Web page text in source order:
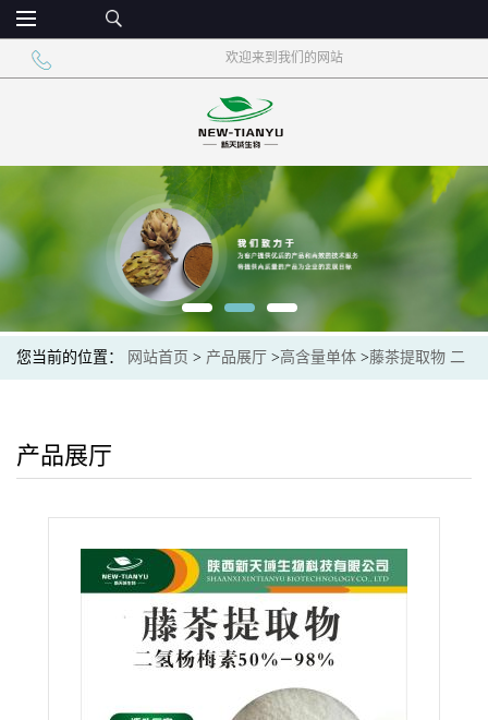
欢迎来到我们的网站
您当前的位置： 网站首页 > 产品展厅 >高含量单体 >藤茶提取物 二
产品展厅